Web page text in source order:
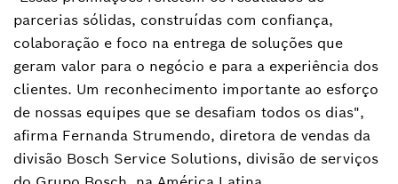
parcerias sólidas, construídas com confiança,
colaboração e foco na entrega de soluções que
geram valor para o negócio e para a experiência dos
clientes. Um reconhecimento importante ao esforço
de nossas equipes que se desafiam todos os dias",
afirma Fernanda Strumendo, diretora de vendas da
divisão Bosch Service Solutions, divisão de serviços